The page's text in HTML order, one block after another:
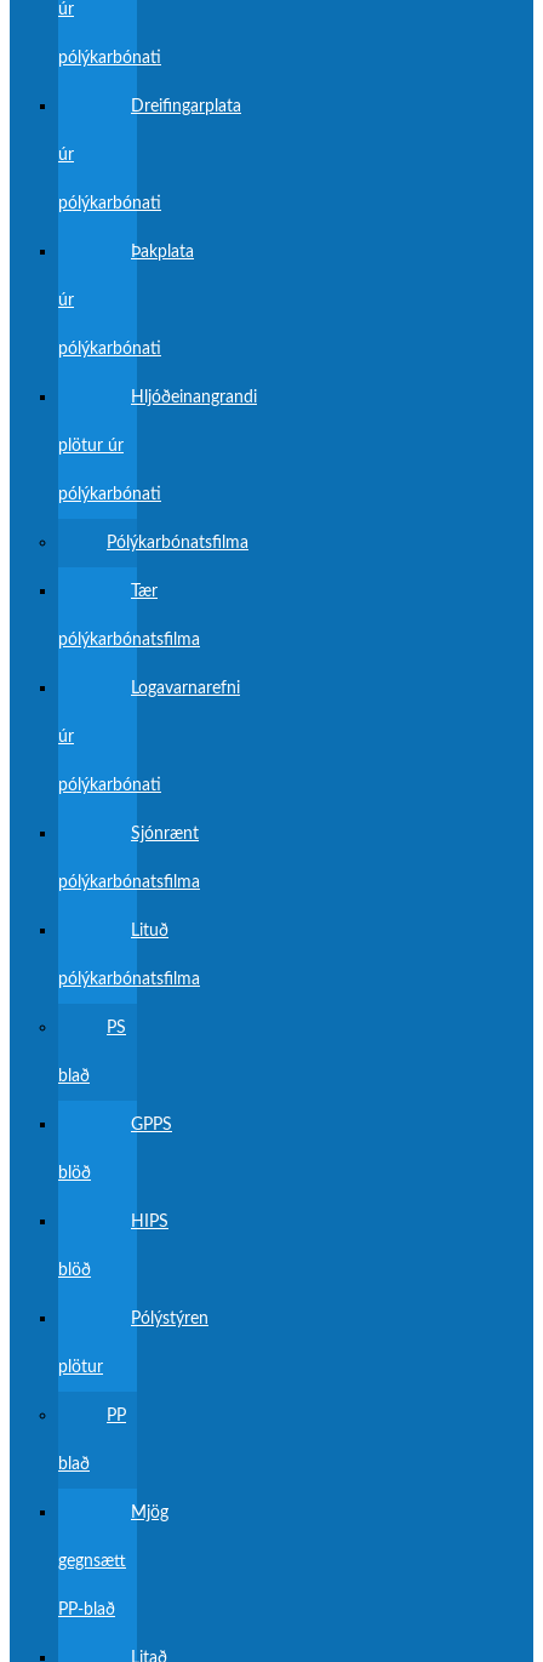
úr
pólýkarbónati
Dreifingarplata
úr
pólýkarbónati
Þakplata
úr
pólýkarbónati
Hljóðeinangrandi
plötur úr
pólýkarbónati
Pólýkarbónatsfilma
Tær
pólýkarbónatsfilma
Logavarnarefni
úr
pólýkarbónati
Sjónrænt
pólýkarbónatsfilma
Lituð
pólýkarbónatsfilma
PS
blað
GPPS
blöð
HIPS
blöð
Pólýstýren
plötur
PP
blað
Mjög
gegnsætt
PP-blað
Litað